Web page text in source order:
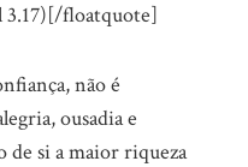
3.17)[/floatquote]
não é
ousadia e
de si a maior riqueza